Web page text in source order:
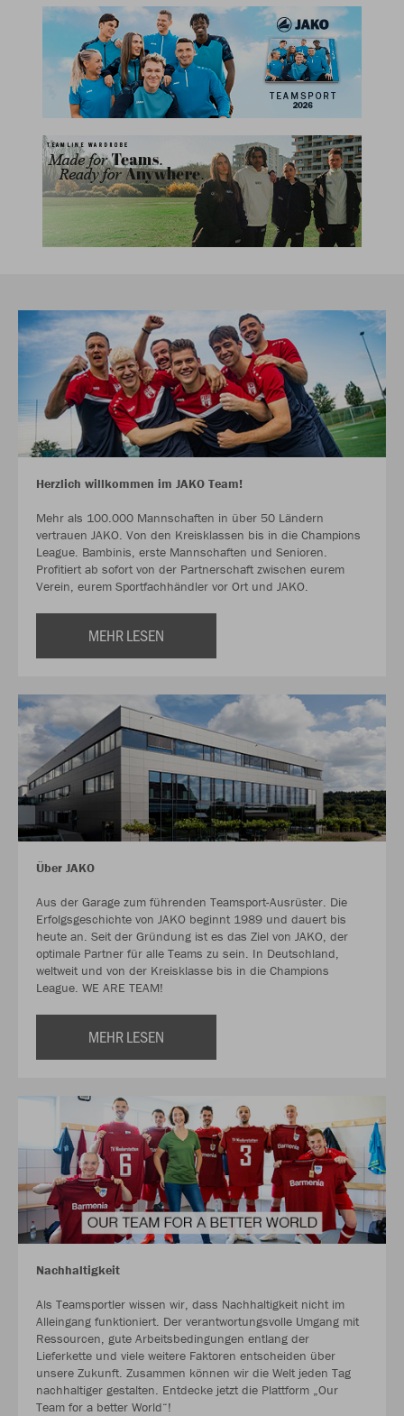
Herzlich willkommen im JAKO Team!
Mehr als 100.000 Mannschaften in über 50 Ländern
vertrauen JAKO. Von den Kreisklassen bis in die Champions
League. Bambinis, erste Mannschaften und Senioren.
Profitiert ab sofort von der Partnerschaft zwischen eurem
Verein, eurem Sportfachhändler vor Ort und JAKO.
MEHR LESEN
Über JAKO
Aus der Garage zum führenden Teamsport-Ausrüster. Die
Erfolgsgeschichte von JAKO beginnt 1989 und dauert bis
heute an. Seit der Gründung ist es das Ziel von JAKO, der
optimale Partner für alle Teams zu sein. In Deutschland,
weltweit und von der Kreisklasse bis in die Champions
League. WE ARE TEAM!
MEHR LESEN
Nachhaltigkeit
Als Teamsportler wissen wir, dass Nachhaltigkeit nicht im
Alleingang funktioniert. Der verantwortungsvolle Umgang mit
Ressourcen, gute Arbeitsbedingungen entlang der
Lieferkette und viele weitere Faktoren entscheiden über
unsere Zukunft. Zusammen können wir die Welt jeden Tag
nachhaltiger gestalten. Entdecke jetzt die Plattform „Our
Team for a better World“!